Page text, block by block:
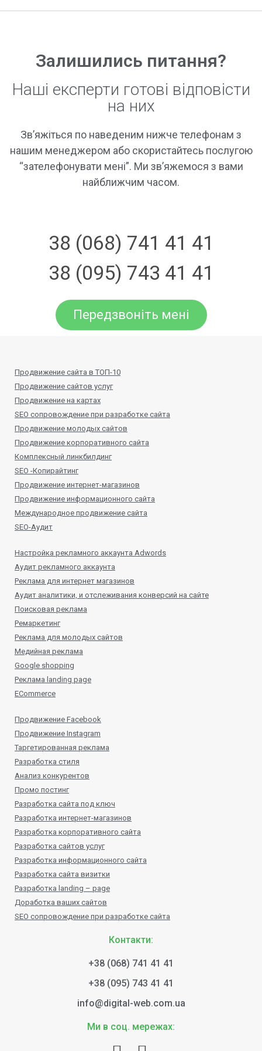
Залишились питання?
Наші експерти готові відповісти
на них
Зв’яжіться по наведеним нижче телефонам з
нашим менеджером або скористайтесь послугою
“зателефонувати мені”. Ми зв’яжемося з вами
найближчим часом.
38 (068) 741 41 41
38 (095) 743 41 41
Передзвоніть мені
Продвижение сайта в ТОП-10
Продвижение сайтов услуг
Продвижение на картах
SEO сопровождение при разработке сайта
Продвижение молодых сайтов
Продвижение корпоративного сайта
Комплексный линкбилдинг
SEO -Копирайтинг
Продвижение интернет-магазинов
Продвижение информационного сайта
Международное продвижение сайта
SEO-Аудит
Настройка рекламного аккаунта Adwords
Аудит рекламного аккаунта
Реклама для интернет магазинов
Аудит аналитики, и отслеживания конверсий на сайте
Поисковая реклама
Ремаркетинг
Реклама для молодых сайтов
Медийная реклама
Google shopping
Реклама landing page
ECommerce
Продвижение Facebook
Продвижение Instagram
Таргетированная реклама
Разработка стиля
Анализ конкурентов
Промо постинг
Разработка сайта под ключ
Разработка интернет-магазинов
Разработка корпоративного сайта
Разработка сайтов услуг
Разработка информационного сайта
Разработка сайта визитки
Разработка landing – page
Доработка ваших сайтов
SEO сопровождение при разработке сайта
Контакти:
+38 (068) 741 41 41
+38 (095) 743 41 41
info@digital-web.com.ua
Ми в соц. мережах: